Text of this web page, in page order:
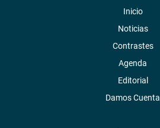
Inicio
Noticias
Contrastes
Agenda
Editorial
Damos Cuenta